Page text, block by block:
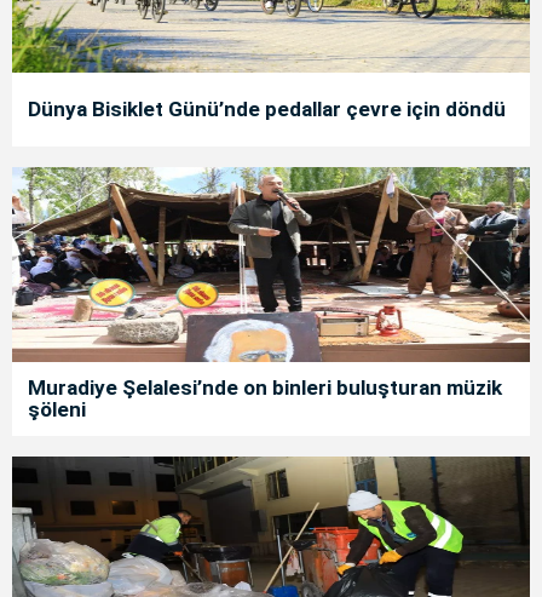
Dünya Bisiklet Günü’nde pedallar çevre için döndü
Muradiye Şelalesi’nde on binleri buluşturan müzik
şöleni